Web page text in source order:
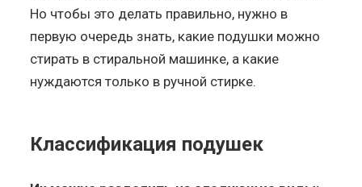
Но чтобы это делать правильно, нужно в
первую очередь знать, какие подушки можно
стирать в стиральной машинке, а какие
нуждаются только в ручной стирке.
Классификация подушек